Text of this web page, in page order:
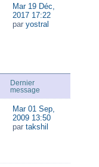
Mar 19 Déc,
2017 17:22
par yostral
Dernier
message
Mar 01 Sep,
2009 13:50
par takshil